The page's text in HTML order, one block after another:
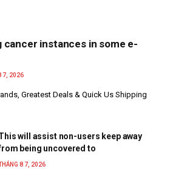
cancer instances in some e-
7, 2026
Greatest Deals & Quick Us Shipping
will assist non-users keep away
being uncovered to
8 7, 2026